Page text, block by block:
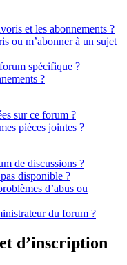
et les abonnements ?
ou m’abonner à un sujet
spécifique ?
?
sur ce forum ?
pièces jointes ?
de discussions ?
disponible ?
d’abus ou
du forum ?
d’inscription